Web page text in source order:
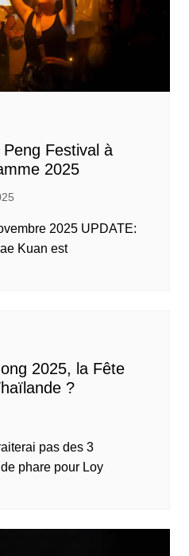
Festival à
2025
2025 UPDATE:
Kuan est
2025, la Fête
?
pas des 3
phare pour Loy